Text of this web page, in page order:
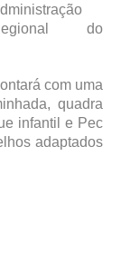
do
com uma
quadra
infantil e Pec
adaptados